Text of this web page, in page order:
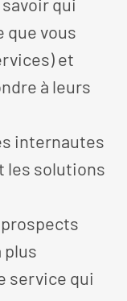
que vous
et
à leurs
internautes
les solutions
plus
service qui